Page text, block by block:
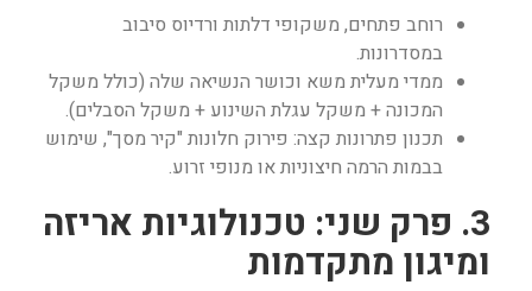
רוחב פתחים, משקופי דלתות ורדיוס סיבוב
במסדרונות.
ממדי מעלית משא וכושר הנשיאה שלה (כולל משקל
המכונה + משקל עגלת השינוע + משקל הסבלים).
תכנון פתרונות קצה: פירוק חלונות "קיר מסך", שימוש
בבמות הרמה חיצוניות או מנופי זרוע.
3. פרק שני: טכנולוגיות אריזה
ומיגון מתקדמות